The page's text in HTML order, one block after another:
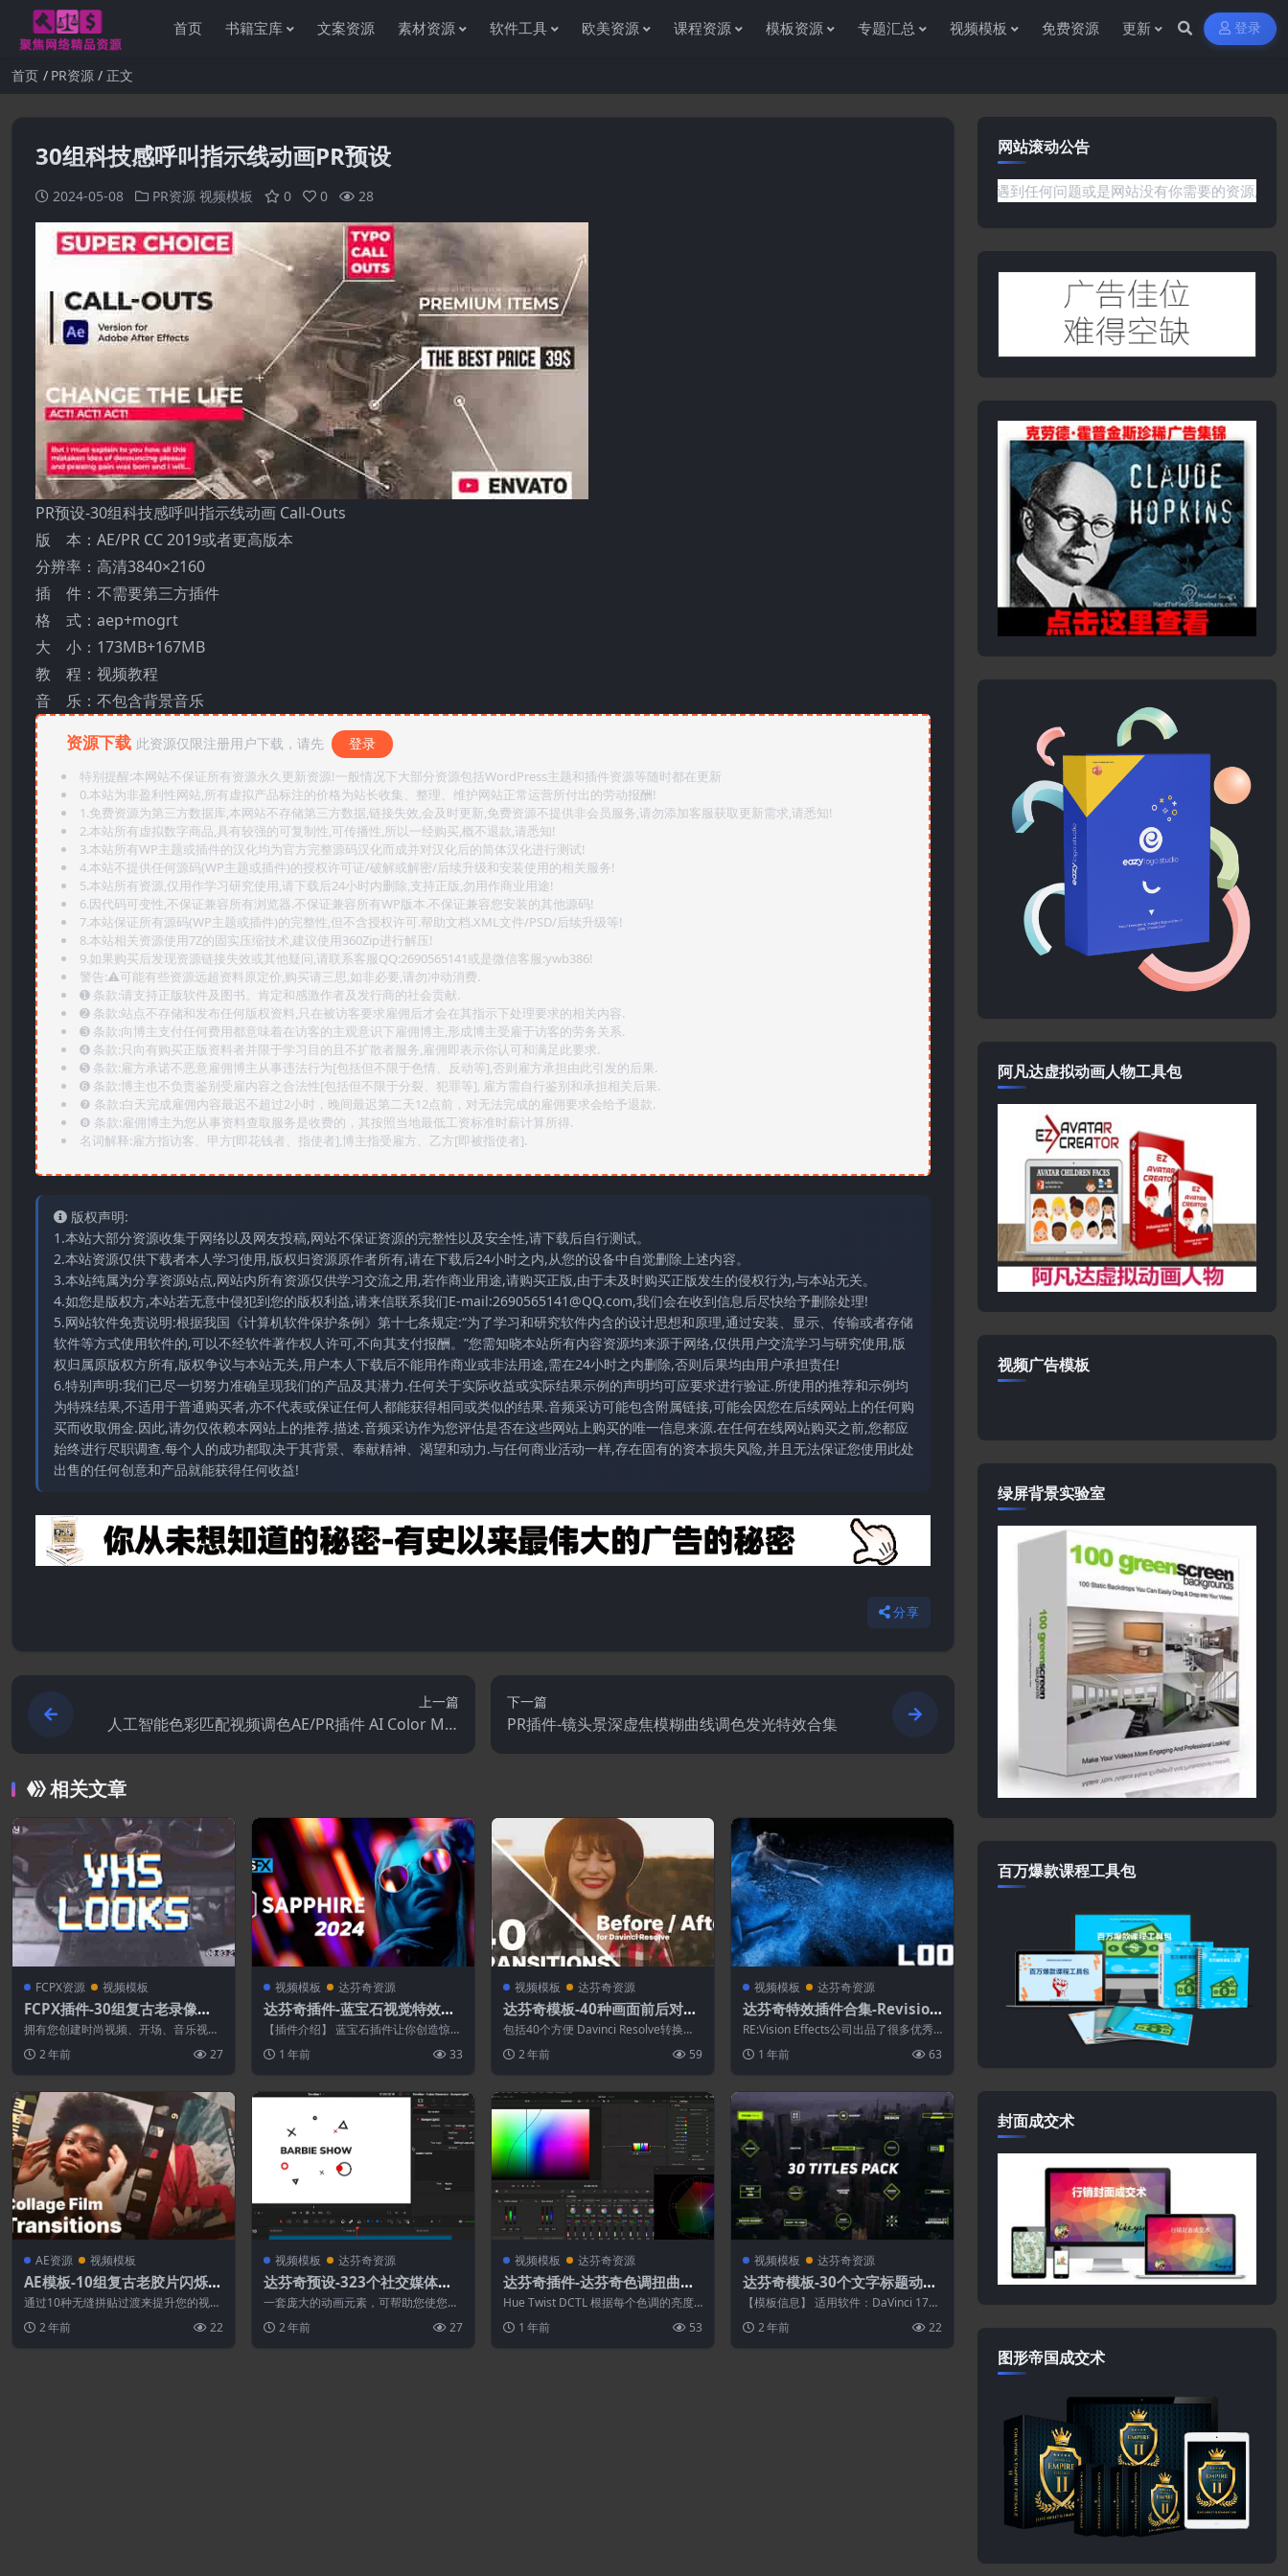
首页 书籍宝库 文案资源 素材资源 软件工具 欧美资源 课程资源 模板资源 专题汇总 视频模板 免费资源 更新 登录
首页 PR资源 正文
30组科技感呼叫指示线动画PR预设
2024-05-08 PR资源 视频模板 0 0 28
PR预设-30组科技感呼叫指示线动画 Call-Outs
版 本：AE/PR CC 2019或者更高版本
分辨率：高清3840×2160
插 件：不需要第三方插件
格 式：aep+mogrt
大 小：173MB+167MB
教 程：视频教程
音 乐：不包含背景音乐
资源下载 此资源仅限注册用户下载，请先 登录
特别提醒:本网站不保证所有资源永久更新资源!一般情况下大部分资源包括WordPress主题和插件资源等随时都在更新
0.本站为非盈利性网站,所有虚拟产品标注的价格为站长收集、整理、维护网站正常运营所付出的劳动报酬!
1.免费资源为第三方数据库,本网站不存储第三方数据,链接失效,会及时更新,免费资源不提供非会员服务,请勿添加客服获取更新需求,请悉知!
2.本站所有虚拟数字商品,具有较强的可复制性,可传播性,所以一经购买,概不退款,请悉知!
3.本站所有WP主题或插件的汉化均为官方完整源码汉化而成并对汉化后的简体汉化进行测试!
4.本站不提供任何源码(WP主题或插件)的授权许可证/破解或解密/后续升级和安装使用的相关服务!
5.本站所有资源,仅用作学习研究使用,请下载后24小时内删除,支持正版,勿用作商业用途!
6.因代码可变性,不保证兼容所有浏览器.不保证兼容所有WP版本.不保证兼容您安装的其他源码!
7.本站保证所有源码(WP主题或插件)的完整性,但不含授权许可.帮助文档.XML文件/PSD/后续升级等!
8.本站相关资源使用7Z的固实压缩技术,建议使用360Zip进行解压!
9.如果购买后发现资源链接失效或其他疑问,请联系客服QQ:2690565141或是微信客服:ywb386!
警告:⚠️可能有些资源远超资料原定价,购买请三思,如非必要,请勿冲动消费.
➊️ 条款:请支持正版软件及图书。肯定和感激作者及发行商的社会贡献.
➋️ 条款:站点不存储和发布任何版权资料,只在被访客要求雇佣后才会在其指示下处理要求的相关内容.
➌️ 条款:向博主支付任何费用都意味着在访客的主观意识下雇佣博主,形成博主受雇于访客的劳务关系.
➍️ 条款:只向有购买正版资料者并限于学习目的且不扩散者服务,雇佣即表示你认可和满足此要求.
➎ 条款:雇方承诺不恶意雇佣博主从事违法行为[包括但不限于色情、反动等],否则雇方承担由此引发的后果.
➏️ 条款:博主也不负责鉴别受雇内容之合法性[包括但不限于分裂、犯罪等], 雇方需自行鉴别和承担相关后果.
❼ 条款:白天完成雇佣内容最迟不超过2小时，晚间最迟第二天12点前，对无法完成的雇佣要求会给予退款.
❽ 条款:雇佣博主为您从事资料查取服务是收费的，其按照当地最低工资标准时薪计算所得.
名词解释:雇方指访客、甲方[即花钱者、指使者],博主指受雇方、乙方[即被指使者].
版权声明:
1.本站大部分资源收集于网络以及网友投稿,网站不保证资源的完整性以及安全性,请下载后自行测试。
2.本站资源仅供下载者本人学习使用,版权归资源原作者所有,请在下载后24小时之内,从您的设备中自觉删除上述内容。
3.本站纯属为分享资源站点,网站内所有资源仅供学习交流之用,若作商业用途,请购买正版,由于未及时购买正版发生的侵权行为,与本站无关。
4.如您是版权方,本站若无意中侵犯到您的版权利益,请来信联系我们E-mail:2690565141@QQ.com,我们会在收到信息后尽快给予删除处理!
5.网站软件免责说明:根据我国《计算机软件保护条例》第十七条规定:“为了学习和研究软件内含的设计思想和原理,通过安装、显示、传输或者存储
软件等方式使用软件的,可以不经软件著作权人许可,不向其支付报酬。”您需知晓本站所有内容资源均来源于网络,仅供用户交流学习与研究使用,版
权归属原版权方所有,版权争议与本站无关,用户本人下载后不能用作商业或非法用途,需在24小时之内删除,否则后果均由用户承担责任!
6.特别声明:我们已尽一切努力准确呈现我们的产品及其潜力.任何关于实际收益或实际结果示例的声明均可应要求进行验证.所使用的推荐和示例均
为特殊结果,不适用于普通购买者,亦不代表或保证任何人都能获得相同或类似的结果.音频采访可能包含附属链接,可能会因您在后续网站上的任何购
买而收取佣金.因此,请勿仅依赖本网站上的推荐.描述.音频采访作为您评估是否在这些网站上购买的唯一信息来源.在任何在线网站购买之前,您都应
始终进行尽职调查.每个人的成功都取决于其背景、奉献精神、渴望和动力.与任何商业活动一样,存在固有的资本损失风险,并且无法保证您使用此处
出售的任何创意和产品就能获得任何收益!
分享
上一篇
人工智能色彩匹配视频调色AE/PR插件 AI Color Mat
ch V1.3.0 Win+使用教程
下一篇
PR插件-镜头景深虚焦模糊曲线调色发光特效合集
相关文章
FCPX资源 视频模板
FCPX插件-30组复古老录像带
视觉风格效果预设 VHS Looks
拥有您创建时尚视频、开场、音乐视
并采用 VHS...
2 年前 27
视频模板 达芬奇资源
达芬奇插件-蓝宝石视觉特效和
转场插件 Sapphire 2025.0 W
in
【插件介绍】 蓝宝石插件让你创造惊人
无法比拟。...
1 年前 33
视频模板 达芬奇资源
达芬奇模板-40种画面前后对比
划像转场展示
包括40个方便 Davinci Resolve转换之
2 年前 59
视频模板 达芬奇资源
达芬奇特效插件合集-Revision
FX Effections Plus 24.10 CE
win
RE:Vision Effects公司出品了很多优秀
1 年前 63
AE资源 视频模板
AE模板-10组复古老胶片闪烁拼
贴视频转场预设
通过10种无缝拼贴过渡来提升您的视频
来和胶片...
2 年前 22
视频模板 达芬奇资源
达芬奇预设-323个社交媒体文
字标题图形元素视频包装动画
一套庞大的动画元素，可帮助您使您的
个类别超过...
2 年前 27
视频模板 达芬奇资源
达芬奇插件-达芬奇色调扭曲弯
曲DCTL电影胶片模拟单节点调
色预设
Hue Twist DCTL 根据每个色调的亮度
1 年前 53
视频模板 达芬奇资源
达芬奇模板-30个文字标题动画
预设 Titles Pack DaVinci Re
solve
【模板信息】 适用软件：DaVinci 17
2 年前 22
网站滚动公告
感谢您访问资源杂货铺获取各种信息资源!如果遇到任何问题或是网站没有你需
阿凡达虚拟动画人物工具包
视频广告模板
绿屏背景实验室
百万爆款课程工具包
封面成交术
图形帝国成交术